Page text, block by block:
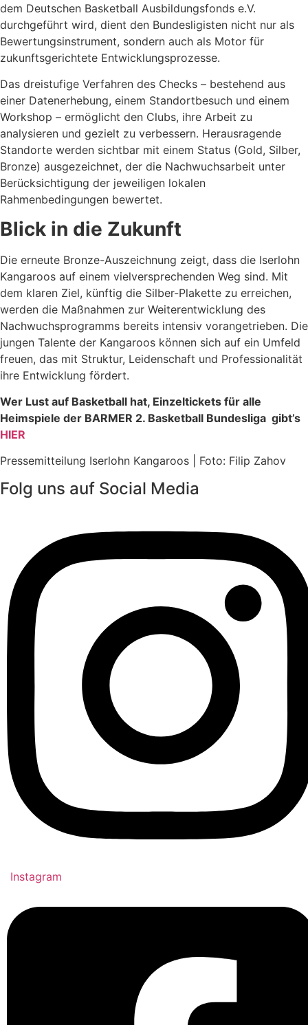
dem Deutschen Basketball Ausbildungsfonds e.V.
durchgeführt wird, dient den Bundesligisten nicht nur als
Bewertungsinstrument, sondern auch als Motor für
zukunftsgerichtete Entwicklungsprozesse.
Das dreistufige Verfahren des Checks – bestehend aus
einer Datenerhebung, einem Standortbesuch und einem
Workshop – ermöglicht den Clubs, ihre Arbeit zu
analysieren und gezielt zu verbessern. Herausragende
Standorte werden sichtbar mit einem Status (Gold, Silber,
Bronze) ausgezeichnet, der die Nachwuchsarbeit unter
Berücksichtigung der jeweiligen lokalen
Rahmenbedingungen bewertet.
Blick in die Zukunft
Die erneute Bronze-Auszeichnung zeigt, dass die Iserlohn
Kangaroos auf einem vielversprechenden Weg sind. Mit
dem klaren Ziel, künftig die Silber-Plakette zu erreichen,
werden die Maßnahmen zur Weiterentwicklung des
Nachwuchsprogramms bereits intensiv vorangetrieben. Die
jungen Talente der Kangaroos können sich auf ein Umfeld
freuen, das mit Struktur, Leidenschaft und Professionalität
ihre Entwicklung fördert.
Wer Lust auf Basketball hat, Einzeltickets für alle
Heimspiele der BARMER 2. Basketball Bundesliga gibt’s
HIER
Pressemitteilung Iserlohn Kangaroos | Foto: Filip Zahov
Folg uns auf Social Media
Instagram